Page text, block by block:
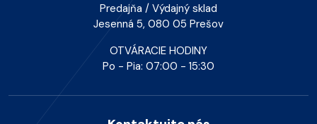
Predajňa / Výdajný sklad
Jesenná 5, 080 05 Prešov
OTVÁRACIE HODINY
Po - Pia: 07:00 - 15:30